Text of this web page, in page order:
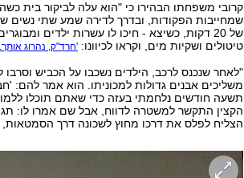
קרובי משפחתו הבהירו כי "הוא עלה לביקור בית
שמחייבות הפקודות, ובדרך לדירה שמע שתי נשים
של 20 דקות, כשיצא - חיכו לו עשרות ילדים
טיטולים ושקיות מים, וקראו לכיוונו: 'חרד"ק, נהרוג
"לאחר שנכנס לרכב, הילדים נשכבו על הכביש
משליכים אבנים גדולות למכוניתו. הוא אמר להם:
תשעה חודשים נלחמתי בעזה כדי שאתם תוכלו
הקצין התקשר למשטרה לדווח, אבל שם אמרו לו:
הצליח לפלס את דרכו מחוץ לשכונה דרך